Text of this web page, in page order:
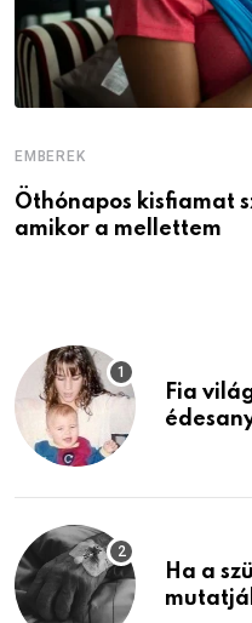
EMBEREK
Öthónapos kisfiamat
amikor a mellettem
Fia
Ha a